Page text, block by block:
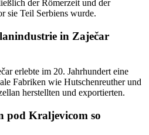
der Römerzeit und der
sie Teil Serbiens wurde.
in Zaječar
erlebte im 20. Jahrhundert eine
Fabriken wie Hutschenreuther und
herstellten und exportierten.
pod Kraljevicom so